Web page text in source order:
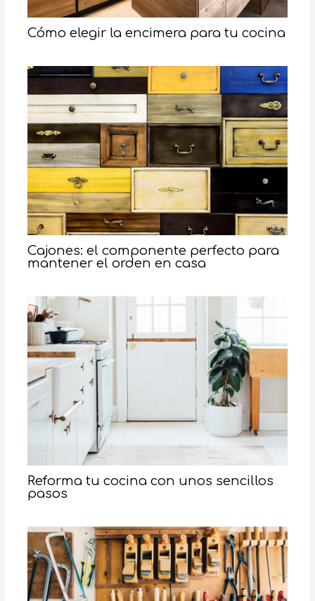
Cómo elegir la encimera para tu cocina
Cajones: el componente perfecto para
mantener el orden en casa
Reforma tu cocina con unos sencillos
pasos